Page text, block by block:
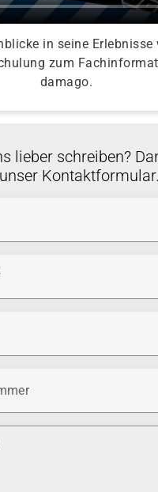
in seine Erlebnisse
zum
damago.
lieber schreiben?
Kontaktformular.